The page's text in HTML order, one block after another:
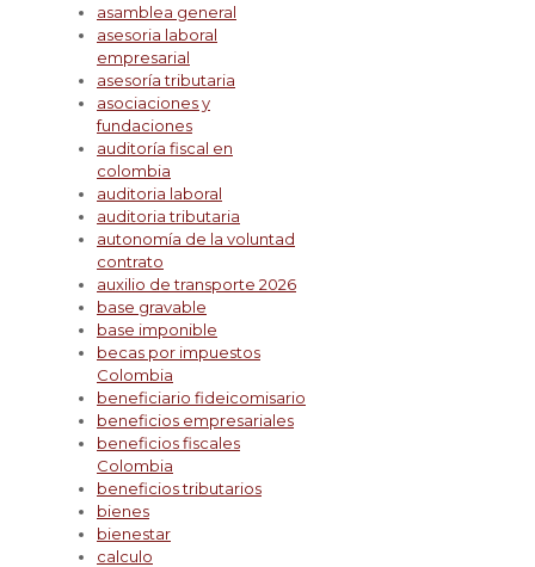
asamblea general
asesoria laboral
empresarial
asesoría tributaria
asociaciones y
fundaciones
auditoría fiscal en
colombia
auditoria laboral
auditoria tributaria
autonomía de la voluntad
contrato
auxilio de transporte 2026
base gravable
base imponible
becas por impuestos
Colombia
beneficiario fideicomisario
beneficios empresariales
beneficios fiscales
Colombia
beneficios tributarios
bienes
bienestar
calculo